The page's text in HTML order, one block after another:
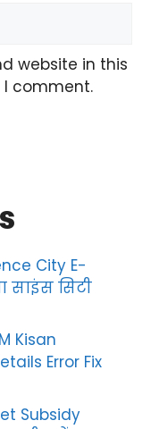
website in this
comment.
City E-
साइंस सिटी
Kisan
Error Fix
Subsidy